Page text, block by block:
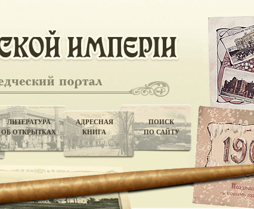
ЛИТЕРАТУРА
ОБ ОТКРЫТКАХ
АДРЕСНАЯ
КНИГА
ПОИСК
ПО САЙТУ